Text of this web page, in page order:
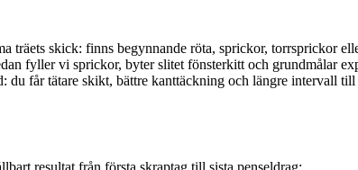
skick: finns begynnande röta, sprickor, torrsprickor
fyller vi sprickor, byter slitet fönsterkitt och grundmålar
får tätare skikt, bättre kanttäckning och längre intervall
resultat från första skraptag till sista penseldrag: